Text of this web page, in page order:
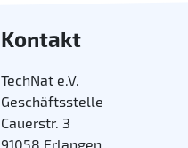
Kontakt
TechNat e.V.
Geschäftsstelle
Cauerstr. 3
91058 Erlangen